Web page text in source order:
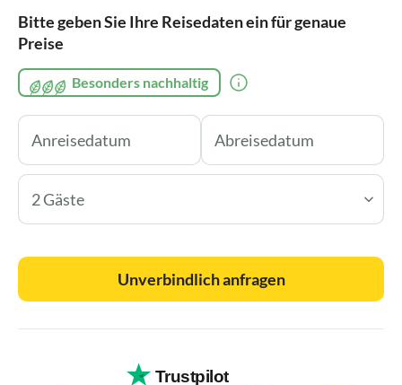
Bitte geben Sie Ihre Reisedaten ein für genaue
Preise
Besonders nachhaltig
2 Gäste
Unverbindlich anfragen